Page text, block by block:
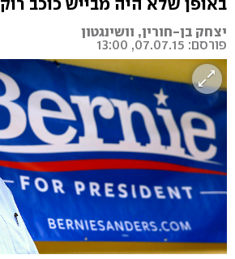
יצחק בן-חורין, וושינגטון
פורסם: 07.07.15, 13:00